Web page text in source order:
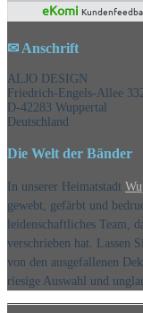
mitbestellt und war
eKomi
✉ Anschrift
ALJO DESIGN
Friedrich-Engels-Allee
D-42283 Wuppertal
Deutschland
Die Welt der Bänder
In unserer Heimatstadt
gewebt, gefärbt und
leidenschaftliches Team,
verschrieben hat. Lassen
von den ausgefallenen
riesige Auswahl und